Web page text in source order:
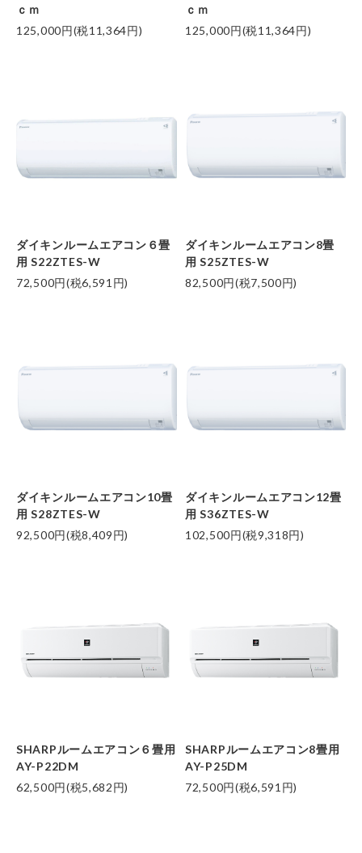
ｃｍ
125,000円(税11,364円)
ｃｍ
125,000円(税11,364円)
ダイキンルームエアコン６畳
用 S22ZTES-W
72,500円(税6,591円)
ダイキンルームエアコン8畳
用 S25ZTES-W
82,500円(税7,500円)
ダイキンルームエアコン10畳
用 S28ZTES-W
92,500円(税8,409円)
ダイキンルームエアコン12畳
用 S36ZTES-W
102,500円(税9,318円)
SHARPルームエアコン６畳用
AY-P22DM
62,500円(税5,682円)
SHARPルームエアコン8畳用
AY-P25DM
72,500円(税6,591円)